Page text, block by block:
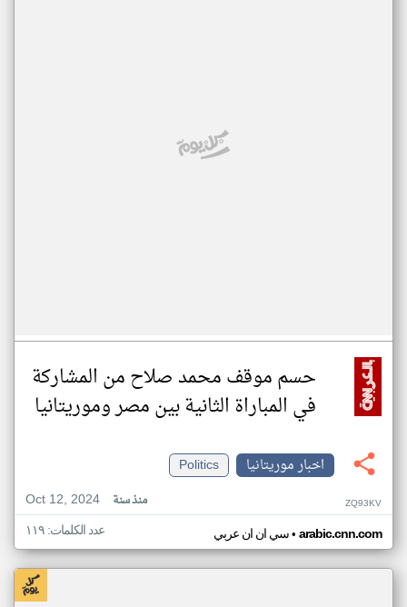
حسم موقف محمد صلاح من المشاركة
في المباراة الثانية بين مصر وموريتانيا
اخبار موريتانيا
Politics
Oct 12, 2024
منذ سنة ZQ93KV
سي ان ان عربي• arabic.cnn.com عدد الكلمات: ١١٩